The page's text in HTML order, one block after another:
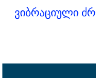
ვიბრაციული